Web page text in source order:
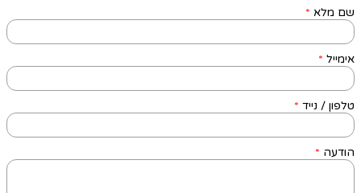
שם מלא *
אימייל *
טלפון / נייד *
הודעה *